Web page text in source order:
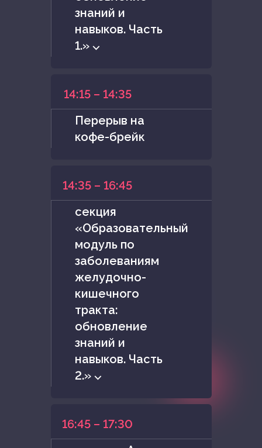
знаний и
навыков. Часть
1.» ⌵
14:15 – 14:35
Перерыв на
кофе-брейк
14:35 – 16:45
секция
«Образовательный
модуль по
заболеваниям
желудочно-
кишечного
тракта:
обновление
знаний и
навыков. Часть
2.» ⌵
16:45 – 17:30